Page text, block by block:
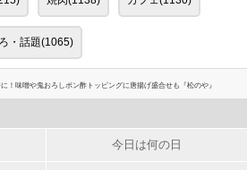
・話題(1065)
！味噌や鬼おろしポン酢トッピングに唐揚げ盛合せも『松のや』
今日は何の日